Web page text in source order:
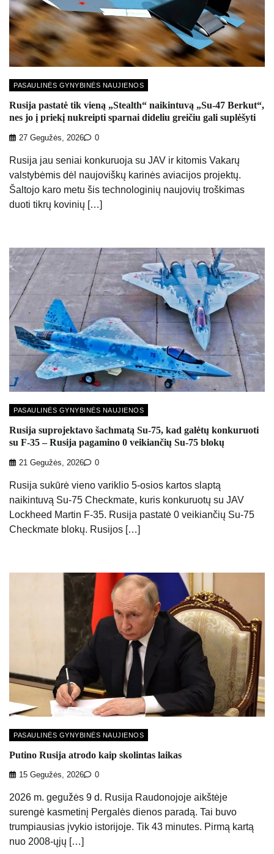
PASAULINĖS GYNYBINĖS NAUJIENOS
Rusija pastatė tik vieną „Stealth“ naikintuvą „Su-47 Berkut“,
nes jo į priekį nukreipti sparnai dideliu greičiu gali suplėšyti
27 Gegužės, 2026 0
Rusija jau seniai konkuruoja su JAV ir kitomis Vakarų
valstybėmis dėl naujoviškų karinės aviacijos projektų.
Šaltojo karo metu šis technologinių naujovių troškimas
duoti tikrų kovinių […]
PASAULINĖS GYNYBINĖS NAUJIENOS
Rusija suprojektavo šachmatą Su-75, kad galėtų konkuruoti
su F-35 – Rusija pagamino 0 veikiančių Su-75 blokų
21 Gegužės, 2026 0
Rusija sukūrė vieno variklio 5-osios kartos slaptą
naikintuvą Su-75 Checkmate, kuris konkuruotų su JAV
Lockheed Martin F-35. Rusija pastatė 0 veikiančių Su-75
Checkmate blokų. Rusijos […]
PASAULINĖS GYNYBINĖS NAUJIENOS
Putino Rusija atrodo kaip skolintas laikas
15 Gegužės, 2026 0
2026 m. gegužės 9 d. Rusija Raudonojoje aikštėje
surengė kasmetinį Pergalės dienos paradą. Tai buvo
trumpiausias įvykio istorijoje. Tik 43 minutes. Pirmą kartą
nuo 2008-ųjų […]